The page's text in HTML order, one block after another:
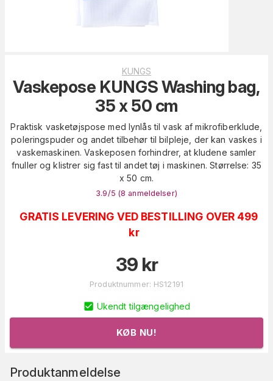
KUNGS
Vaskepose KUNGS Washing bag,
35 x 50 cm
Praktisk vasketøjspose med lynlås til vask af mikrofiberklude,
poleringspuder og andet tilbehør til bilpleje, der kan vaskes i
vaskemaskinen. Vaskeposen forhindrer, at kludene samler
fnuller og klistrer sig fast til andet tøj i maskinen. Størrelse: 35
x 50 cm.
3.9/5 (8 anmeldelser)
GRATIS LEVERING VED BESTILLING OVER 499
kr
39 kr
Produktnummer: HS12191
Ukendt tilgængelighed
KØB NU!
Produktanmeldelse